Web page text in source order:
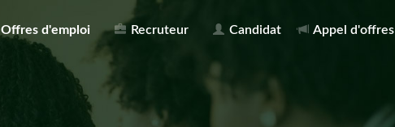
Offres d'emploi Recruteur Candidat Appel d'offres